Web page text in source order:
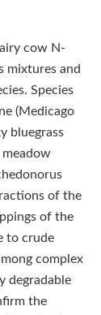
cow N-
mixtures and
Species
(Medicago
bluegrass
meadow
of the
of the
to crude
complex
degradable
the